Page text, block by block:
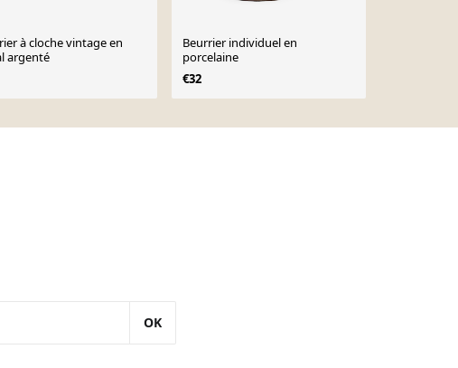
à cloche vintage en
argenté
Beurrier individuel en
porcelaine
€32
OK